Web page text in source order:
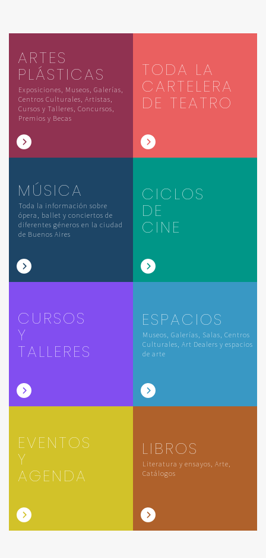
ARTES
PLÁSTICAS
Exposiciones, Museos, Galerías,
Centros Culturales, Artistas,
Cursos y Talleres, Concursos,
Premios y Becas
TODA LA
CARTELERA
DE TEATRO
MÚSICA
Toda la información sobre
ópera, ballet y conciertos de
diferentes géneros en la ciudad
de Buenos Aires
CICLOS
DE
CINE
CURSOS
Y
TALLERES
ESPACIOS
Museos, Galerías, Salas, Centros
Culturales, Art Dealers y espacios
de arte
EVENTOS
Y
AGENDA
LIBROS
Literatura y ensayos, Arte,
Catálogos